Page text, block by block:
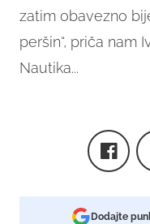
zatim obavezno
peršin“, priča nam
Nautika...
Dodajte